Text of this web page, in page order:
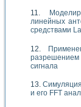
линейных
средствами
сигнала
и его FFT